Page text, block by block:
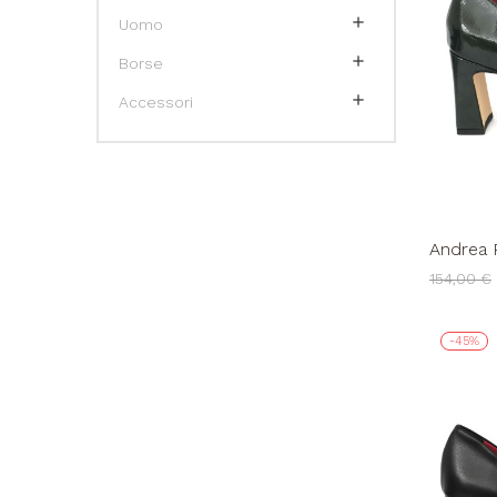
Uomo 
Borse 
Accessori 
Andrea
154,00 €
-45%